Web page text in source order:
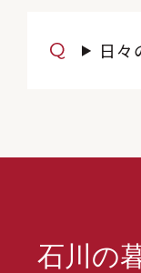
日々
石川の